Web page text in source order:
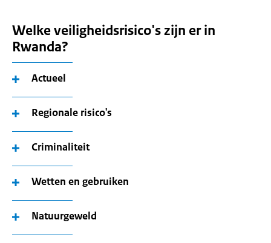
Welke veiligheidsrisico's zijn er in
Rwanda?
Actueel
Regionale risico's
Criminaliteit
Wetten en gebruiken
Natuurgeweld